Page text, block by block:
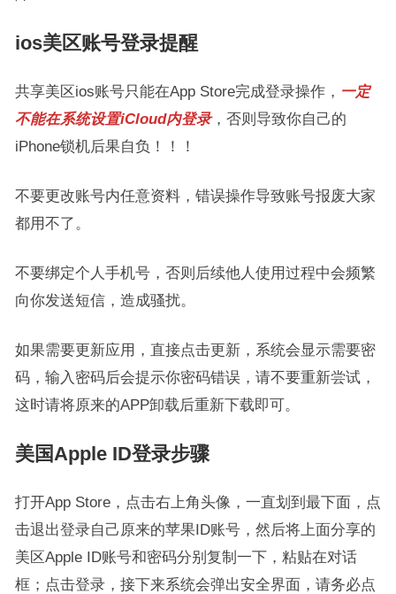
ios美区账号登录提醒
共享美区ios账号只能在App Store完成登录操作， 一定
不能在系统设置iCloud内登录，否则导致你自己的
iPhone锁机后果自负！！！
不要更改账号内任意资料，错误操作导致账号报废大家
都用不了。
不要绑定个人手机号，否则后续他人使用过程中会频繁
向你发送短信，造成骚扰。
如果需要更新应用，直接点击更新，系统会显示需要密
码，输入密码后会提示你密码错误，请不要重新尝试，
这时请将原来的APP卸载后重新下载即可。
美国Apple ID登录步骤
打开App Store，点击右上角头像，一直划到最下面，点
击退出登录自己原来的苹果ID账号，然后将上面分享的
美区Apple ID账号和密码分别复制一下，粘贴在对话
框；点击登录，接下来系统会弹出安全界面，请务必点